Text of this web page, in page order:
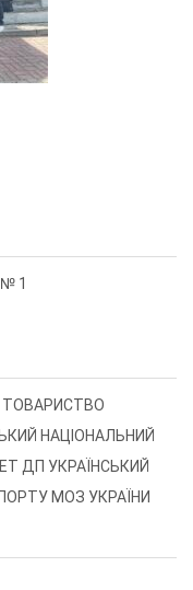
1
ТОВАРИСТВО
НАЦІОНАЛЬНИЙ
ДП УКРАЇНСЬКИЙ
МОЗ УКРАЇНИ